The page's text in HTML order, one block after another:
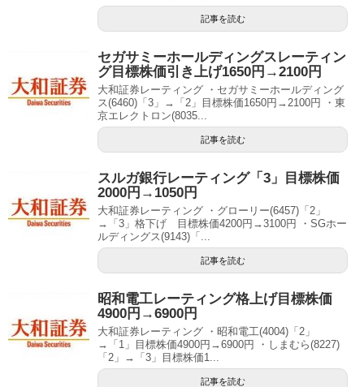
記事を読む
セガサミーホールディングスレーティン
グ目標株価引き上げ1650円→2100円
大和証券レーティング ・セガサミーホールディング
ス(6460)「3」→「2」目標株価1650円→2100円 ・東
京エレクトロン(8035...
記事を読む
スルガ銀行レーティング「3」目標株価
2000円→1050円
大和証券レーティング ・グローリー(6457)「2」
→「3」格下げ 目標株価4200円→3100円 ・SGホー
ルディングス(9143)「...
記事を読む
昭和電工レーティング格上げ目標株価
4900円→6900円
大和証券レーティング ・昭和電工(4004)「2」
→「1」目標株価4900円→6900円 ・しまむら(8227)
「2」→「3」目標株価1...
記事を読む